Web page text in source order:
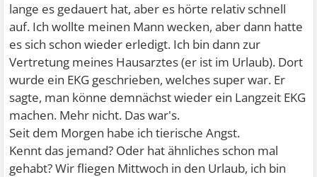
lange es gedauert hat, aber es hörte relativ schnell
auf. Ich wollte meinen Mann wecken, aber dann hatte
es sich schon wieder erledigt. Ich bin dann zur
Vertretung meines Hausarztes (er ist im Urlaub). Dort
wurde ein EKG geschrieben, welches super war. Er
sagte, man könne demnächst wieder ein Langzeit EKG
machen. Mehr nicht. Das war's.
Seit dem Morgen habe ich tierische Angst.
Kennt das jemand? Oder hat ähnliches schon mal
gehabt? Wir fliegen Mittwoch in den Urlaub, ich bin